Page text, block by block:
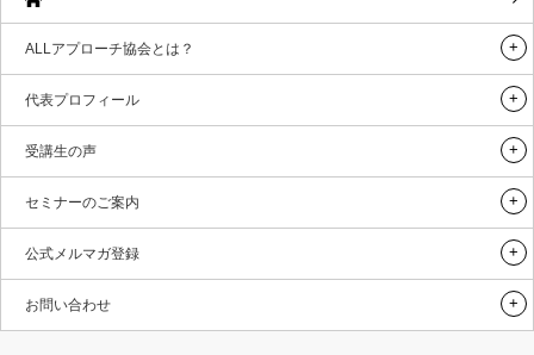
ALLアプローチ協会とは？
代表プロフィール
受講生の声
セミナーのご案内
公式メルマガ登録
お問い合わせ